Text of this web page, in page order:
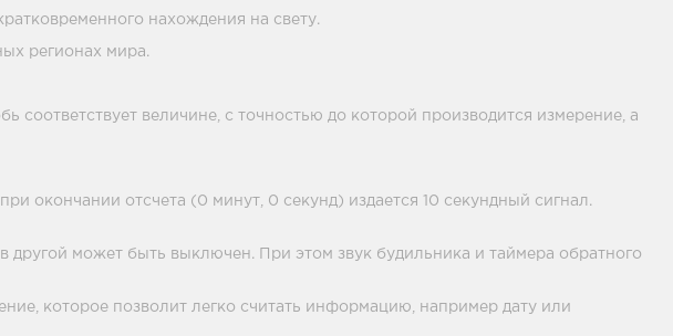
нахождения на свету.
регионах мира.
величине, с точностью до которой производится измерение, а
окончании отсчета (0 минут, 0 секунд) издается 10 секундный сигнал.
может быть выключен. При этом звук будильника и таймера обратного
которое позволит легко считать информацию, например дату или